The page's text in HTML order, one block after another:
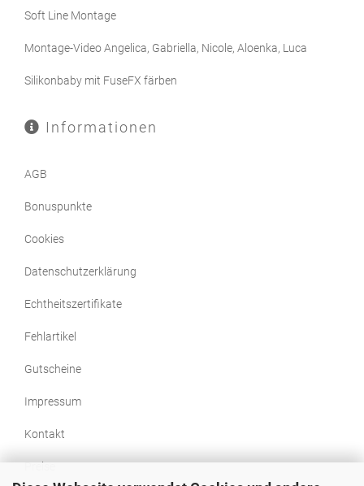
Soft Line Montage
Montage-Video Angelica, Gabriella, Nicole, Aloenka, Luca
Silikonbaby mit FuseFX färben
Informationen
AGB
Bonuspunkte
Cookies
Datenschutzerklärung
Echtheitszertifikate
Fehlartikel
Gutscheine
Impressum
Kontakt
Preise